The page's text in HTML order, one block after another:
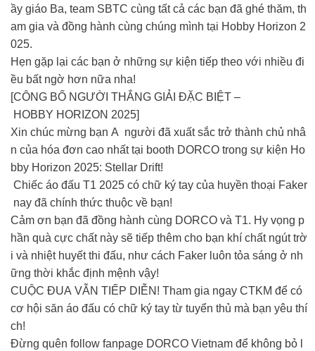
ầy giáo Ba, team SBTC cùng tất cả các bạn đã ghé thăm, th
am gia và đồng hành cùng chúng mình tại Hobby Horizon 2
025.
Hẹn gặp lại các bạn ở những sự kiện tiếp theo với nhiều đi
ều bất ngờ hơn nữa nha!
[CÔNG BỐ NGƯỜI THẮNG GIẢI ĐẶC BIỆT –
HOBBY HORIZON 2025]
Xin chúc mừng bạn A người đã xuất sắc trở thành chủ nhâ
n của hóa đơn cao nhất tại booth DORCO trong sự kiện Ho
bby Horizon 2025: Stellar Drift!
Chiếc áo đấu T1 2025 có chữ ký tay của huyền thoại Faker
nay đã chính thức thuộc về bạn!
Cảm ơn bạn đã đồng hành cùng DORCO và T1. Hy vọng p
hần quà cực chất này sẽ tiếp thêm cho bạn khí chất ngút trờ
i và nhiệt huyết thi đấu, như cách Faker luôn tỏa sáng ở nh
ững thời khắc định mệnh vậy!
CUỘC ĐUA VẪN TIẾP DIỄN! Tham gia ngay CTKM để có
cơ hội săn áo đấu có chữ ký tay từ tuyển thủ mà bạn yêu thí
ch!
Đừng quên follow fanpage DORCO Vietnam để không bỏ l